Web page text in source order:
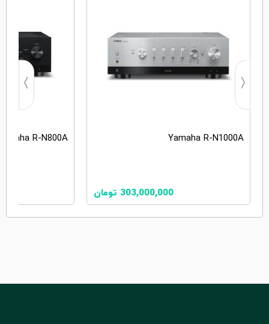
Yamaha R-N1000A
303,000,000 تومان
R-N800A